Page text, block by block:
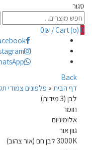
סגור
Search
for:
Cart (o) 0
/
0₪
Back
דף הבית » פלפונים צמודי
לבן (3 מידות)
חומר
אלומיניום
גוון אור
3000K לבן חם (אור צהוב)